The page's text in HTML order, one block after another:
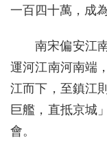
一百四十萬，成
南宋偏安江
運河江南河南端
江而下，至鎮江
巨艦，直抵京城
會。